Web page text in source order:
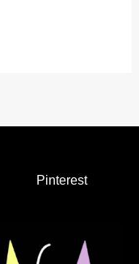
Pinterest